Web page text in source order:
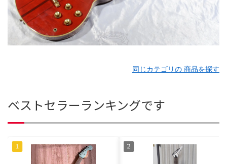
同じカテゴリの 商品を探す
ベストセラーランキングです